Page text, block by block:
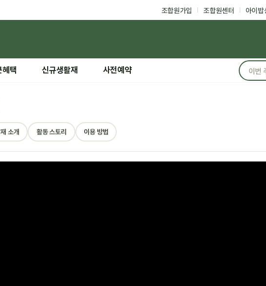
조합원가입 조합원센터 아이밥
혜택 신규생활재 사전예약
소개 활동 스토리 이용 방법